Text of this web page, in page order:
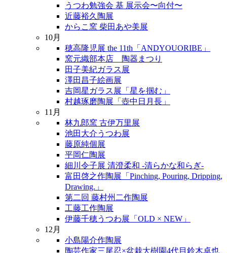
うつわ勉強会 基 展示会〜向付〜
近藤裕久陶展
からこ窯 柴田あや美展
10月
穂高隆児展 the 11th「ANDYOUORIBE」
窯元織部本店 陶器まつり
田子美紀ガラス展
澤田昌子絵画展
吉岡星ガラス展「星を掴む」
村越琢磨陶展「壺中日月長」
11月
林九郎窯 古伊万里展
池田大介うつわ展
藤原純個展
平岡仁陶展
細川令子展 清澄柔和 -清らかな和らぎ-
富田啓之作陶展「Pinching, Pouring, Dripping,
Drawing.」
第二回 藤村州二作陶展
工藤工作陶展
伊藤千穂うつわ展「OLD × NEW」
12月
小島陽介作陶展
陶芸作家三尾忍×盆栽大樹園4代目鈴木卓也